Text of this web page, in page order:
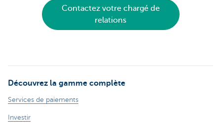
Contactez votre chargé de
relations
Découvrez la gamme complète
Services de paiements
Investir